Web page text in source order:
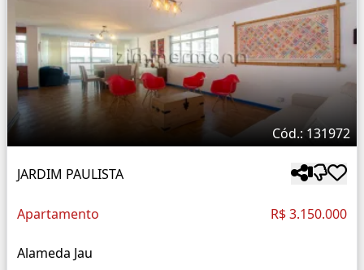
Cód.: 131972
JARDIM PAULISTA
Apartamento R$ 3.150.000
Alameda Jau